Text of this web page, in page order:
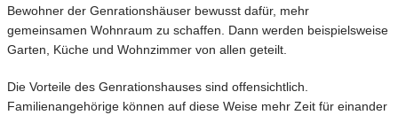
Bewohner der Genrationshäuser bewusst dafür, mehr
gemeinsamen Wohnraum zu schaffen. Dann werden beispielsweise
Garten, Küche und Wohnzimmer von allen geteilt.
Die Vorteile des Genrationshauses sind offensichtlich.
Familienangehörige können auf diese Weise mehr Zeit für einander